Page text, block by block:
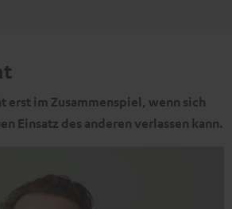
erst im Zusammenspiel, wenn sich
Einsatz des anderen verlassen kann.